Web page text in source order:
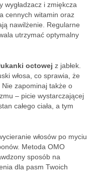
wygładzacz i zmiękcza
cennych witamin oraz
nawilżenie. Regularne
utrzymać optymalny
octowej z jabłek.
włosa, co sprawia, że
Nie zapominaj także o
– picie wystarczającej
całego ciała, a tym
włosów po myciu
Metoda OMO
sposób na
dla pasm Twoich